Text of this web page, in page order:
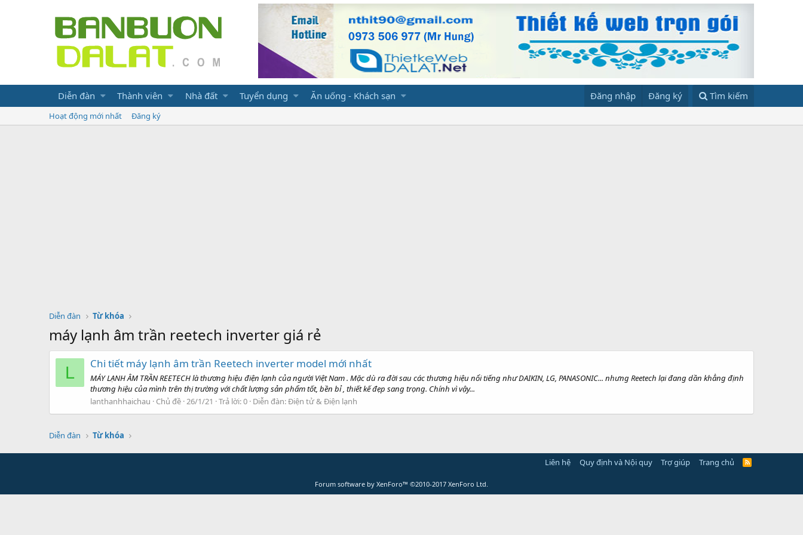
Diễn đàn Thành viên Nhà đất Tuyển dụng Ăn uống - Khách sạn Đăng nhập Đăng ký Tìm kiếm
Hoạt động mới nhất Đăng ký
Diễn đàn Từ khóa
máy lạnh âm trần reetech inverter giá rẻ
L Chi tiết máy lạnh âm trần Reetech inverter model mới nhất
MÁY LẠNH ÂM TRẦN REETECH là thương hiệu điện lạnh của người Việt Nam . Mặc dù ra đời sau các thương hiệu nổi tiếng như DAIKIN, LG, PANASONIC... nhưng Reetech lại đang dần khẳng định
thương hiệu của mình trên thị trường với chất lượng sản phẩm tốt, bền bỉ , thiết kế đẹp sang trọng. Chính vì vậy...
lanthanhhaichau
Chủ đề 26/1/21 Trả lời: 0 Diễn đàn:Điện tử & Điện lạnh
Diễn đàn Từ khóa
Liên hệ Quy định và Nội quy Trợ giúp Trang chủ
Forum software by XenForo™ ©2010-2017 XenForo Ltd.